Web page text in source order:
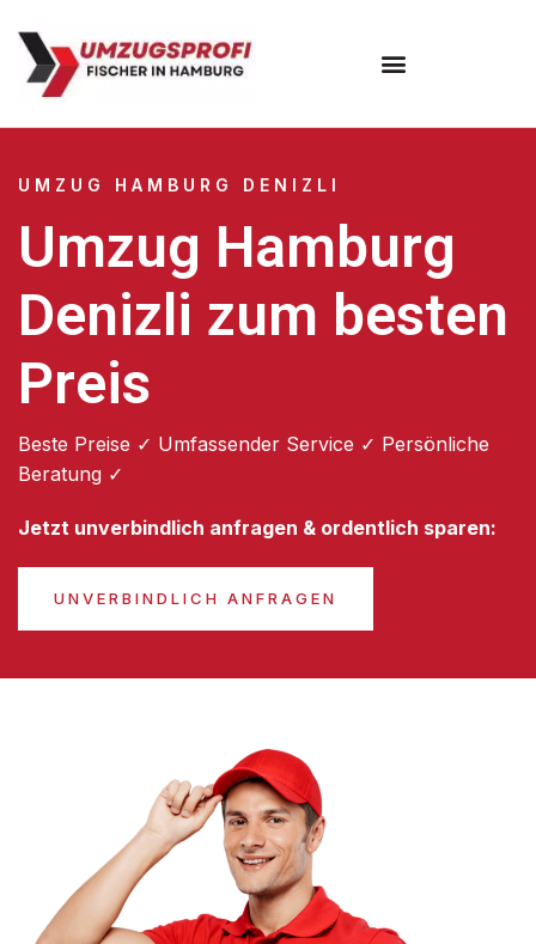
UMZUG HAMBURG DENIZLI
Umzug Hamburg
Denizli zum besten
Preis
Beste Preise ✓ Umfassender Service ✓ Persönliche
Beratung ✓
Jetzt unverbindlich anfragen & ordentlich sparen:
UNVERBINDLICH ANFRAGEN